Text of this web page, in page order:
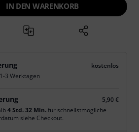
IN DEN WARENKORB
kostenlos
3 Werktagen
5,90 €
4 Std. 32 Min.für schnellstmögliche
siehe Checkout.